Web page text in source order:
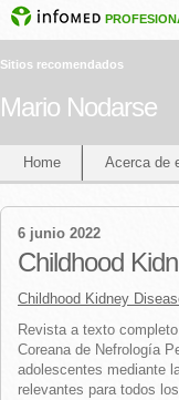
Sitios recomendados
Mario Nodarse
Home Acerca de
6 junio 2022
Childhood
Childhood Kidney
Revista a texto
Coreana de Nefrología
adolescentes mediante
relevantes para todos